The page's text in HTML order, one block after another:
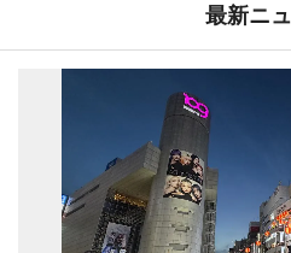
最新ニ